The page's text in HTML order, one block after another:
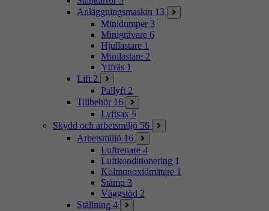
Anläggningsmaskin 13
Minidumper 3
Minigrävare 6
Hjullastare 1
Minilastare 2
Ytfräs 1
Lift 2
Pallyft 2
Tillbehör 16
Lyftsax 5
Skydd och arbetsmiljö 56
Arbetsmiljö 16
Luftrenare 4
Luftkonditionering 1
Kolmonoxidmätare 1
Stämp 3
Väggstöd 2
Ställning 4